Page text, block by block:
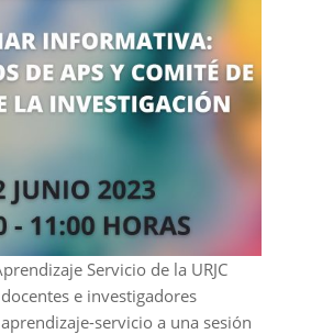
Servicio de la URJC
e investigadores
servicio a una sesión